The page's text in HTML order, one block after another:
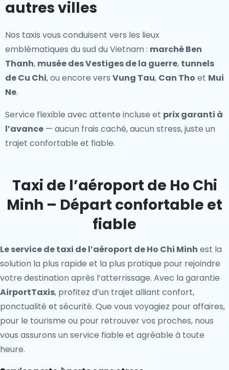
autres villes
Nos taxis vous conduisent vers les lieux
emblématiques du sud du Vietnam : marché Ben
Thanh, musée des Vestiges de la guerre, tunnels
de Cu Chi, ou encore vers Vung Tau, Can Tho et Mui
Ne.
Service flexible avec attente incluse et prix garanti à
l’avance — aucun frais caché, aucun stress, juste un
trajet confortable et fiable.
Taxi de l’aéroport de Ho Chi
Minh – Départ confortable et
fiable
Le service de taxi de l’aéroport de Ho Chi Minh est la
solution la plus rapide et la plus pratique pour rejoindre
votre destination après l’atterrissage. Avec la garantie
AirportTaxis, profitez d’un trajet alliant confort,
ponctualité et sécurité. Que vous voyagiez pour affaires,
pour le tourisme ou pour retrouver vos proches, nous
vous assurons un service fiable et agréable à toute
heure.